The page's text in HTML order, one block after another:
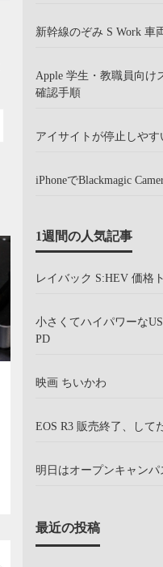
新幹線のぞみ S Work 車
Apple 学生・教職員向け
確認手順
アイサイトが停止しや
iPhoneでBlackmagic
1週間の人気記事
レイバック S:HEV 価格
小さくてハイパワーな
PD
映画 ちいかわ
EOS R3 販売終了、して
明日はオープンキャンパ
最近の投稿